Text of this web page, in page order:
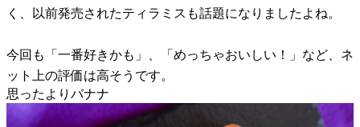
く、以前発売されたティラミスも話題になりましたよね。
今回も「一番好きかも」、「めっちゃおいしい！」など、ネ
ット上の評価は高そうです。
思ったよりバナナ